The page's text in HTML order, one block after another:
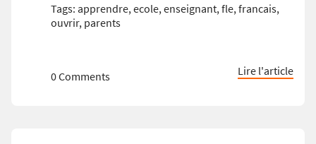
Tags: apprendre,ecole,enseignant,fle,francais,
ouvrir, parents
0 Comments Lire l'article